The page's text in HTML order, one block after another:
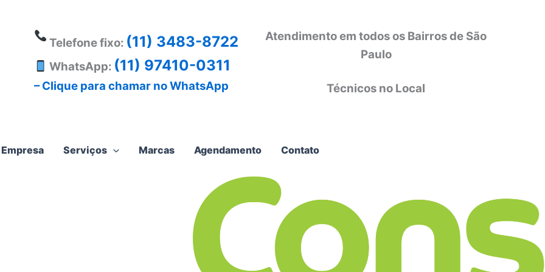
Telefone fixo: (11) 3483-8722
WhatsApp: (11) 97410-0311
– Clique para chamar no WhatsApp
Atendimento em todos os Bairros de São
Paulo
Técnicos no Local
Empresa Serviços Marcas Agendamento Contato